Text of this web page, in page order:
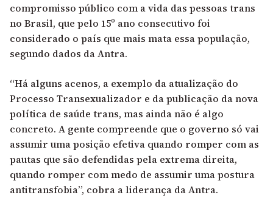
compromisso público com a vida das pessoas trans
no Brasil, que pelo 15º ano consecutivo foi
considerado o país que mais mata essa população,
segundo dados da Antra.
“Há alguns acenos, a exemplo da atualização do
Processo Transexualizador e da publicação da nova
política de saúde trans, mas ainda não é algo
concreto. A gente compreende que o governo só vai
assumir uma posição efetiva quando romper com as
pautas que são defendidas pela extrema direita,
quando romper com medo de assumir uma postura
antitransfobia”, cobra a liderança da Antra.